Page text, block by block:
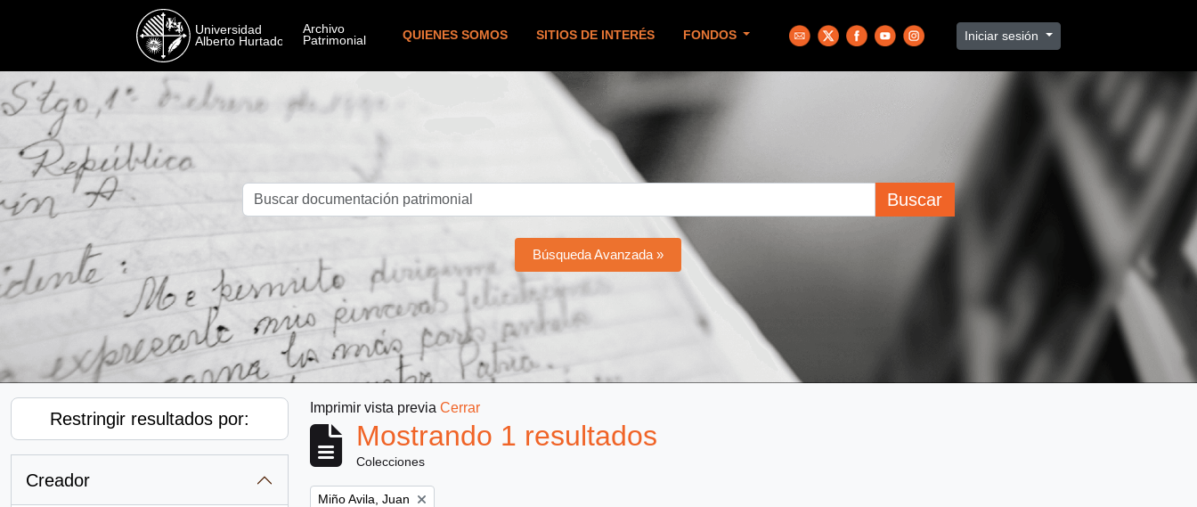
QUIENES SOMOS SITIOS DE INTERÉS FONDOS Iniciar sesión
Buscar
Búsqueda Avanzada »
Restringir resultados por:
Creador
Imprimir vista previa Cerrar
Mostrando 1 resultados
Colecciones
Remove filter:
Miño Avila, Juan